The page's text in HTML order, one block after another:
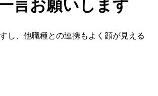
言お願いします
し、他職種との連携もよく顔が見える